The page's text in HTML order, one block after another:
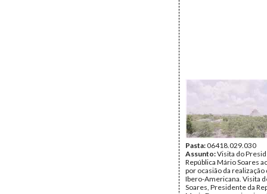
Pasta:06418.029.030
Assunto:Visita do
República Mário Soares
por ocasião da realização
Ibero-Americana. Visita
Soares, Presidente da